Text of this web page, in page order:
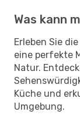
Was kann
Erleben Sie
eine perfekte
Natur.
Küche und
Umgebung.